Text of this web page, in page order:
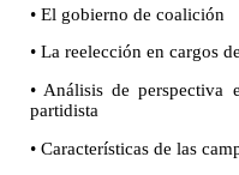
• El gobierno de coalición
• La reelección en cargos
• Análisis de perspectiva
partidista
• Características de las